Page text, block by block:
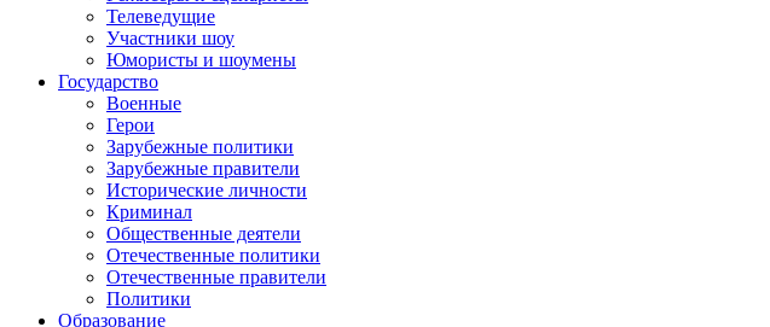
Телеведущие
Участники шоу
Юмористы и шоумены
Государство
Военные
Герои
Зарубежные политики
Зарубежные правители
Исторические личности
Криминал
Общественные деятели
Отечественные политики
Отечественные правители
Политики
Образование